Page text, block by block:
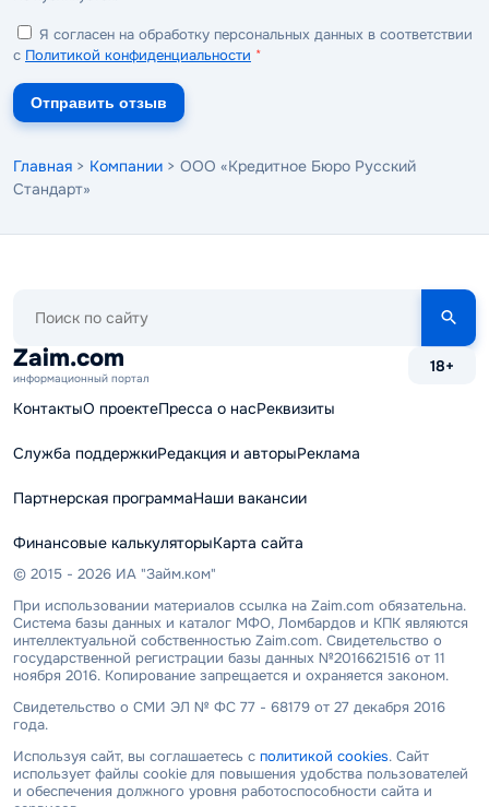
Я согласен на обработку персональных данных в соответствии
с Политикой конфиденциальности *
Отправить отзыв
Главная > Компании > ООО «Кредитное Бюро Русский
Стандарт»
сайту
Zaim.com
информационный портал
18+
КонтактыО проектеПресса о насРеквизиты
Служба поддержкиРедакция и авторыРеклама
Партнерская программаНаши вакансии
Финансовые калькуляторыКарта сайта
© 2015 - 2026 ИА "Займ.ком"
При использовании материалов ссылка на Zaim.com обязательна.
Система базы данных и каталог МФО, Ломбардов и КПК являются
интеллектуальной собственностью Zaim.com. Свидетельство о
государственной регистрации базы данных №2016621516 от 11
ноября 2016. Копирование запрещается и охраняется законом.
Свидетельство о СМИ ЭЛ № ФС 77 - 68179 от 27 декабря 2016
года.
Используя сайт, вы соглашаетесь с политикой cookies. Сайт
использует файлы cookie для повышения удобства пользователей
и обеспечения должного уровня работоспособности сайта и